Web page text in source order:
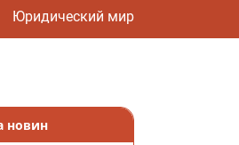
Юридический мир
новин